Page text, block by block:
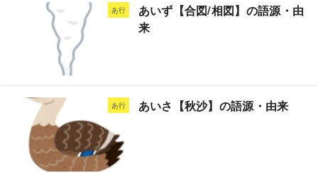
あ行
あいず【合図/相図】の語源・由
来
あ行 あいさ【秋沙】の語源・由来